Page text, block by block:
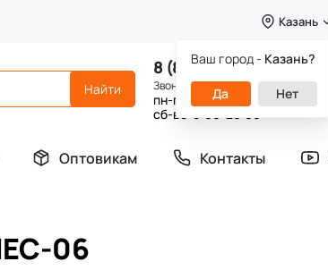
Казань
Ваш город - Казань?
Да Нет
8 (800) 333-49-25
Звонок бесплатный
пн-пт 8:00-20:00
сб-вс 9:00-20:00
Оптовикам Контакты
06